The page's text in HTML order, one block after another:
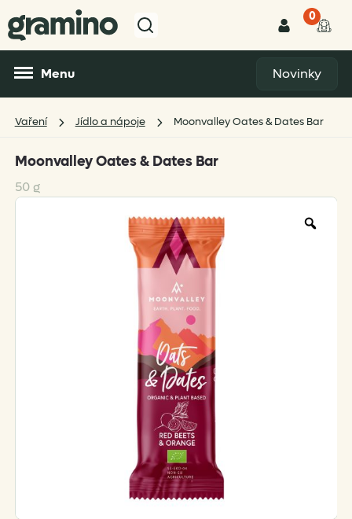
0
Menu Novinky
Vaření Jídlo a nápoje Moonvalley Oates & Dates Bar
Moonvalley Oates & Dates Bar
50 g